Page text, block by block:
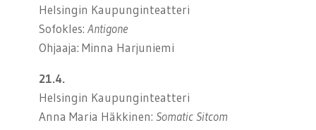
Helsingin Kaupunginteatteri
Sofokles: Antigone
Ohjaaja: Minna Harjuniemi
21.4.
Helsingin Kaupunginteatteri
Anna Maria Häkkinen: Somatic Sitcom